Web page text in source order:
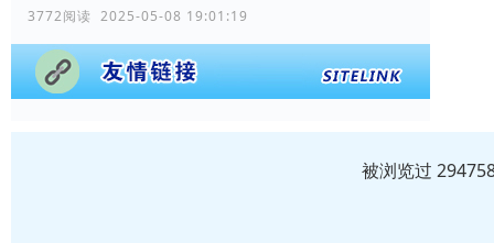
3772阅读 2025-05-08 19:01:19
被浏览过